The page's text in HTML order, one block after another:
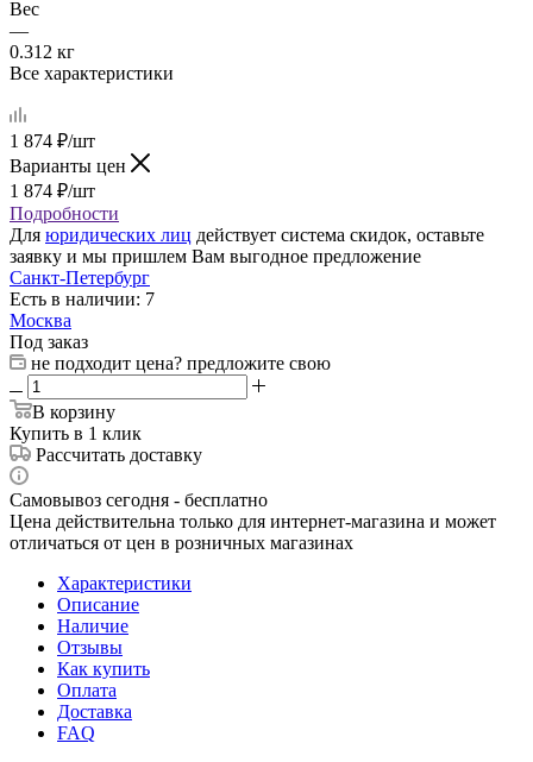
Вес
—
0.312 кг
Все характеристики
1 874 ₽/шт
Варианты цен
1 874 ₽/шт
Подробности
Для юридических лиц действует система скидок, оставьте
заявку и мы пришлем Вам выгодное предложение
Санкт-Петербург
Есть в наличии: 7
Москва
Под заказ
не подходит цена? предложите свою
В корзину
Купить в 1 клик
Рассчитать доставку
Самовывоз сегодня - бесплатно
Цена действительна только для интернет-магазина и может
отличаться от цен в розничных магазинах
Характеристики
Описание
Наличие
Отзывы
Как купить
Оплата
Доставка
FAQ